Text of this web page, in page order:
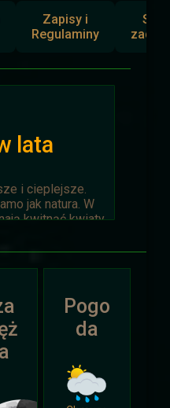
Zapisy i
Regulaminy
lata
i cieplejsze.
jak natura. W
kwitnąć kwiaty
do
Dariusza.
upominek.
i Święta
Pogo
da